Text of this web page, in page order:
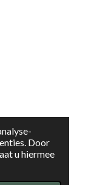
Door
u hiermee